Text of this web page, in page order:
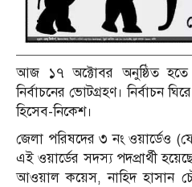
আজ ১৭ অক্টোবর অনুষ্ঠিত হতে
নির্বাচনের ভোটগ্রহণ। নির্বাচন
হিসেব-নিকেশ।
জেলা পরিষদের ৩ নং ওয়ার্ডেও
এই ওয়ার্ডের সদস্য পদপ্রার্থী
আওয়াল কয়েস, নাহিদ হাসান